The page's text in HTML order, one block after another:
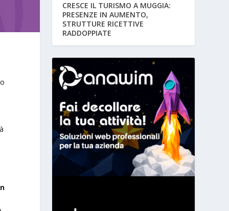
CRESCE IL TURISMO A MUGGIA:
PRESENZE IN AUMENTO,
STRUTTURE RICETTIVE
RADDOPPIATE